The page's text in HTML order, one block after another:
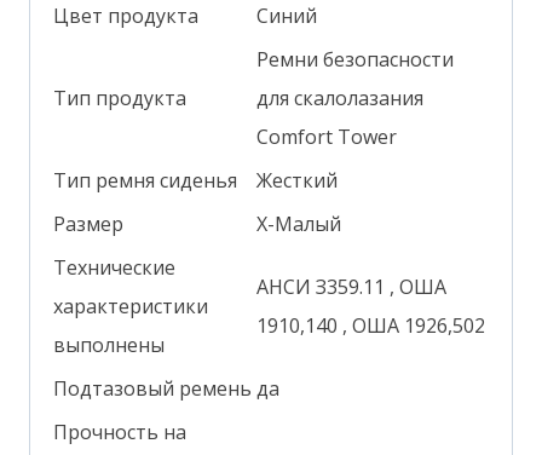
Цвет продукта Синий
Тип продукта
Ремни безопасности
для скалолазания
Comfort Tower
Тип ремня сиденья
Жесткий
Размер
X-Малый
Технические
характеристики
выполнены
АНСИ З359.11 , ОША
1910,140 , ​​ОША 1926,502
Подтазовый ремень да
Прочность на